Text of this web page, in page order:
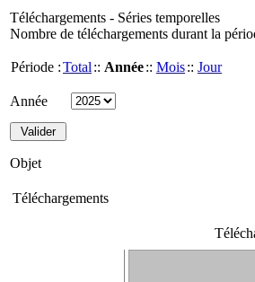
Téléchargements - Séries temporelles
Nombre de téléchargements durant la
Période :Total :: Année:: Mois:: Jour
Année
Objet
Téléchargements